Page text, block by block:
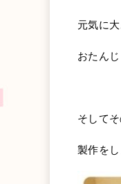
元気に
おたん
そして
製作を